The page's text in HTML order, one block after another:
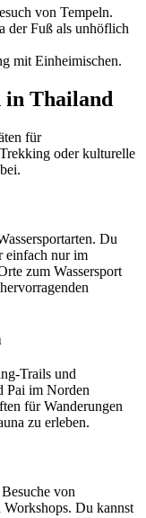
von Tempeln.
der Fuß als unhöflich
mit Einheimischen.
in Thailand
für
oder kulturelle
Du
einfach nur im
zum Wassersport
Trails und
Pai im Norden
für Wanderungen
zu erleben.
von
Workshops. Du kannst